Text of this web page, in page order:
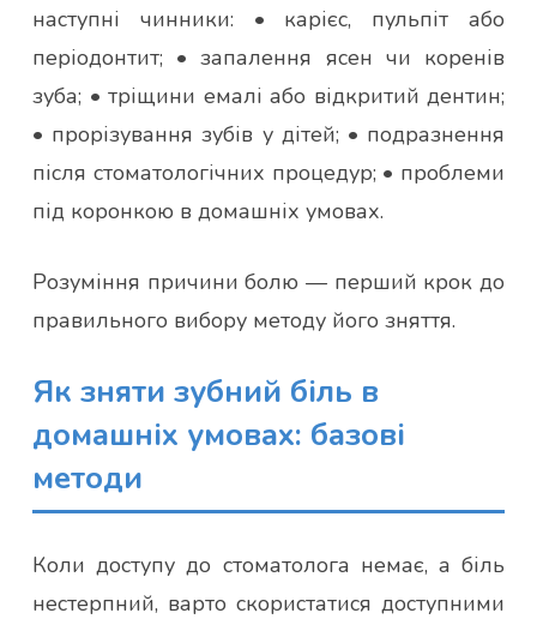
наступні чинники: • карієс, пульпіт або
періодонтит; • запалення ясен чи коренів
зуба; • тріщини емалі або відкритий дентин;
• прорізування зубів у дітей; • подразнення
після стоматологічних процедур; • проблеми
під коронкою в домашніх умовах.
Розуміння причини болю — перший крок до
правильного вибору методу його зняття.
Як зняти зубний біль в
домашніх умовах: базові
методи
Коли доступу до стоматолога немає, а біль
нестерпний, варто скористатися доступними